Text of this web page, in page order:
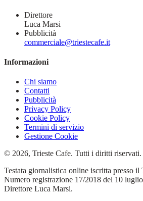
Direttore
Luca Marsi
Pubblicità
commerciale@triestecafe.it
Informazioni
Chi siamo
Contatti
Pubblicità
Privacy Policy
Cookie Policy
Termini di servizio
Gestione Cookie
© 2026, Trieste Cafe. Tutti i diritti riservati.
Testata giornalistica online iscritta presso il
Numero registrazione 17/2018 del 10
Direttore Luca Marsi.